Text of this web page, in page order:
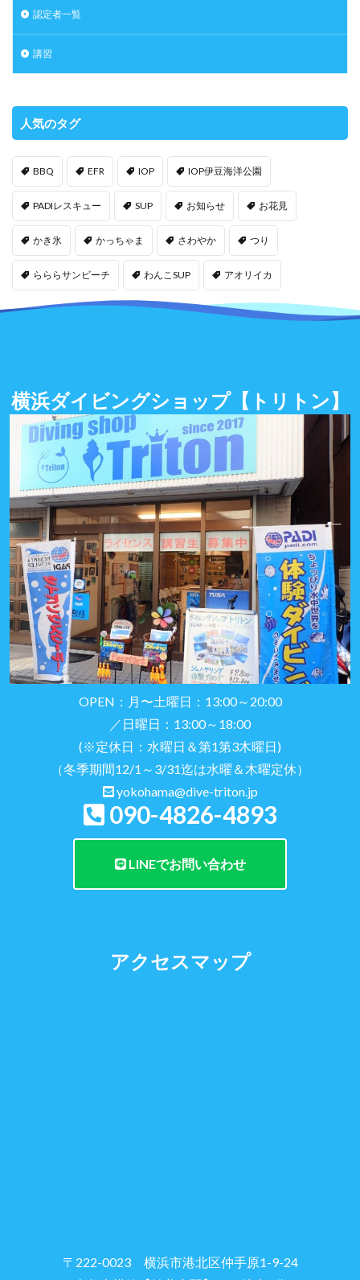
認定者一覧
講習
人気のタグ
BBQ EFR IOP IOP伊豆海洋公園
PADIレスキュー SUP お知らせ お花見
かき氷 かっちゃま さわやか つり
らららサンビーチ わんこSUP アオリイカ
横浜ダイビングショップ【トリトン】
OPEN：月〜土曜日：13:00～20:00
／日曜日：13:00～18:00
(※定休日：水曜日＆第1第3木曜日)
（冬季期間12/1～3/31迄は水曜＆木曜定休）
yokohama@dive-triton.jp
090-4826-4893
LINEでお問い合わせ
アクセスマップ
〒222-0023 横浜市港北区仲手原1-9-24